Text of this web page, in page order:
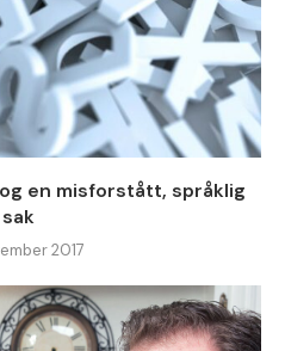
en misforstått, språklig
sak
2017